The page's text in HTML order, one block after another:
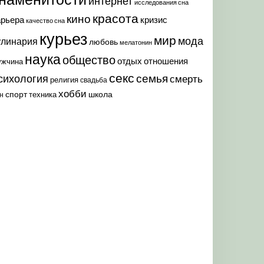
исследования сна
качество сна кино красота кризис
курьез любовь мелатонин мир мода
наукаобществоотдых отношения
религия свадьба секссемья смерть
спорттехникахобби школа